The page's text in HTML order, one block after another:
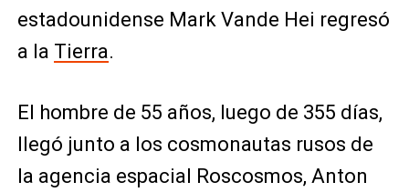
estadounidense Mark Vande Hei regresó
a la Tierra.
El hombre de 55 años, luego de 355 días,
llegó junto a los cosmonautas rusos de
la agencia espacial Roscosmos, Anton